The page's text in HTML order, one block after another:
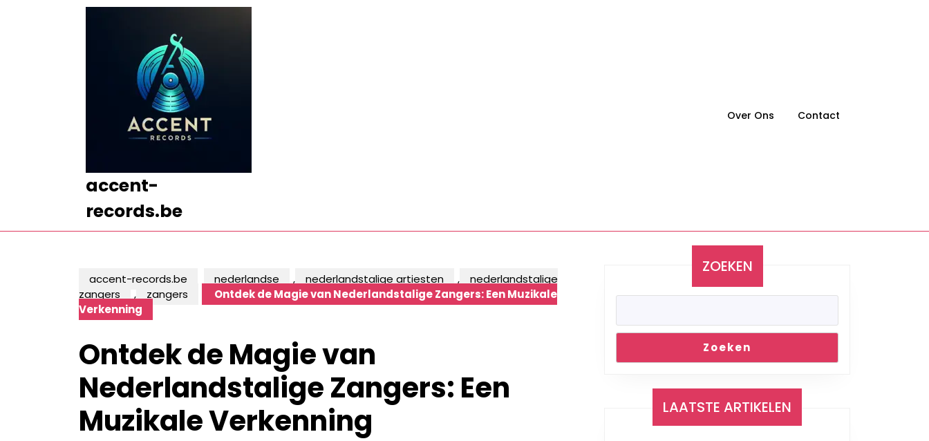
accent-
records.be
Over Ons Contact
accent-records.be nederlandse , nederlandstalige artiesten ,
nederlandstalige
zangers
, zangers
Ontdek de Magie van Nederlandstalige Zangers: Een Muzikale
Verkenning
Ontdek de Magie van
Nederlandstalige Zangers: Een
Muzikale Verkenning
ZOEKEN
Zoeken
LAATSTE ARTIKELEN